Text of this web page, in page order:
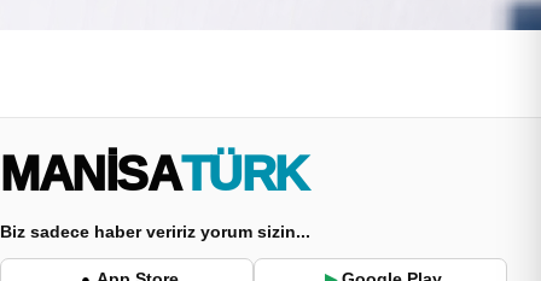
MANİSA TÜRK
Biz sadece haber veririz yorum sizin...